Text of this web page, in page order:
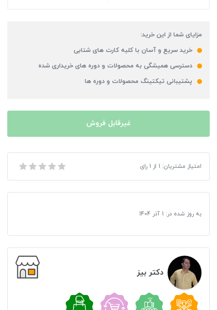
مزایای شما از این خرید:
خرید سریع و آسان با کلیه کارت های شتابی
دسترسی همیشگی به محصولات و دوره های خریداری شده
پشتیبانی تیکتینگ محصولات و دوره ها
غیرقابل فروش
فیلم سفر به جزیره اسرار آمیز 2
امتیاز مشتریان: 1 از 1 رای
به روز شده در: 1 آذر 1404
دکتر بیز